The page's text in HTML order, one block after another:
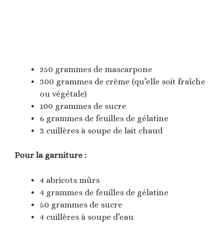
250 grammes de mascarpone
300 grammes de crème (qu’elle soit fraîche
ou végétale)
100 grammes de sucre
6 grammes de feuilles de gélatine
3 cuillères à soupe de lait chaud
Pour la garniture :
4 abricots mûrs
4 grammes de feuilles de gélatine
50 grammes de sucre
4 cuillères à soupe d’eau